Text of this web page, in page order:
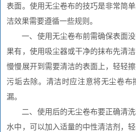
表面。使用无尘卷布的技巧是非常简
洁效果需要遵循一些规则。
一、使用无尘卷布前需确保表面
果有，使用吸尘器或干净的抹布先清
慢慢展开到需要清洁的表面上，轻轻
污垢去除。清洁时应注意将无尘卷布
漏。
二、使用后的无尘卷布要正确清
水中，可以加入适量的中性清洁剂，